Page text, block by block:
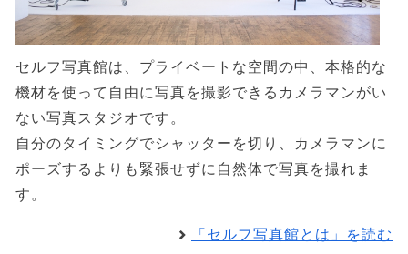
セルフ写真館は、プライベートな空間の中、本格的な
機材を使って自由に写真を撮影できるカメラマンがい
ない写真スタジオです。
自分のタイミングでシャッターを切り、カメラマンに
ポーズするよりも緊張せずに自然体で写真を撮れま
す。
「セルフ写真館とは」を読む